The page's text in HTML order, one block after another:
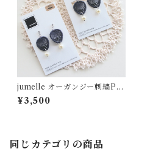
jumelle オーガンジー刺繍Pet
al イヤリングピアス ネイビー
¥3,500
同じカテゴリの商品